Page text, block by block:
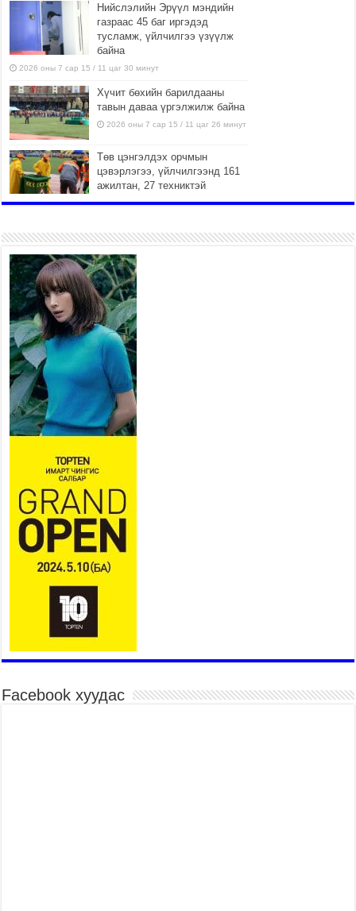
Нийслэлийн Эрүүл мэндийн
газраас 45 баг иргэдэд
тусламж, үйлчилгээ үзүүлж
байна
2026 оны 7 сар 15 / 11 цаг 30 минут
Хүчит бөхийн барилдааны
тавын даваа үргэлжилж байна
2026 оны 7 сар 15 / 11 цаг 26 минут
Төв цэнгэлдэх орчмын
цэвэрлэгээ, үйлчилгээнд 161
ажилтан, 27 техниктэй
ажиллаж байна
Наадмын амралтын өдрүүдэд
нийслэлийн эрүүл мэндийн
байгууллагууд дараах
хуваарийн дагуу ажиллана
2026 оны 7 сар 15 / 11 цаг 18 минут
Үндэсний их баяр наадам
эхэллээ
2026 оны 7 сар 15 / 11 цаг 14 минут
Үер усны аюулаас сэргийлж, нийслэлийн Онцгой
байдлын газрын 162 алба хаагч үүрэг гүйцэтгэж
байна
2026 оны 7 сар 15 / 11 цаг 07 минут
Үндэсний их сурын харваанд 850 харваач цэц
мэргэнээ сорьж байна
2026 оны 7 сар 15 / 11 цаг 03 минут
Төв цэнгэлдэхийн эргэн тойронд
2026 оны 7 сар 15 / 10 цаг 58 минут
Үндэсний их баяр наадмын шагайн харваа
насанд хүрэгчдийн багийн харваагаар
үргэлжилж байна
2026 оны 7 сар 15 / 10 цаг 52 минут
Үндэсний их баяр наадмын хүчит бөхийн
барилдаан эхэллээ
2026 оны 7 сар 15 / 10 цаг 46 минут
Үндэсний хувцасны өдрийг тохиолдуулан
“Дээлтэй монгол наадам” боллоо
Facebook хуудас